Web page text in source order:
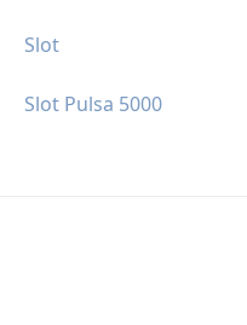
Slot
Slot Pulsa 5000